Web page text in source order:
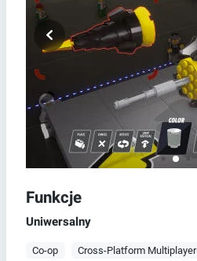
Funkcje
Uniwersalny
Co-op Cross-Platform Multiplayer